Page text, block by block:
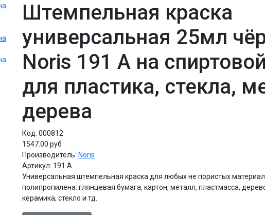
Штемпельная краска
универсальная 25мл
Noris 191 A на
для пластика, стекла,
дерева
Код: 000812
1547.00 руб
Производитель: Noris
Артикул: 191 A
Универсальная штемпельная краска для любых не пористых
полипропилена: глянцевая бумага, картон, металл, пластмасса,
керамика, стекло и тд.